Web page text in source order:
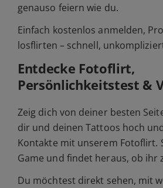
genauso feiern wie du.
Einfach kostenlos anmelden,
losflirten – schnell,
Entdecke Fotoflirt,
Persönlichkeitstest &
Zeig dich von deiner besten
dir und deinen Tattoos hoch
Kontakte mit unserem Fotoflirt.
Game und findet heraus, ob ihr
Du möchtest direkt sehen, mit